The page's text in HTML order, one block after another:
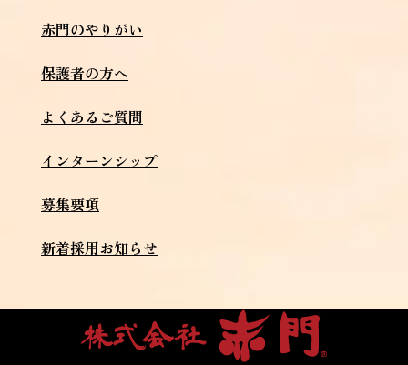
赤門のやりがい
保護者の方へ
よくあるご質問
インターンシップ
募集要項
新着採用お知らせ